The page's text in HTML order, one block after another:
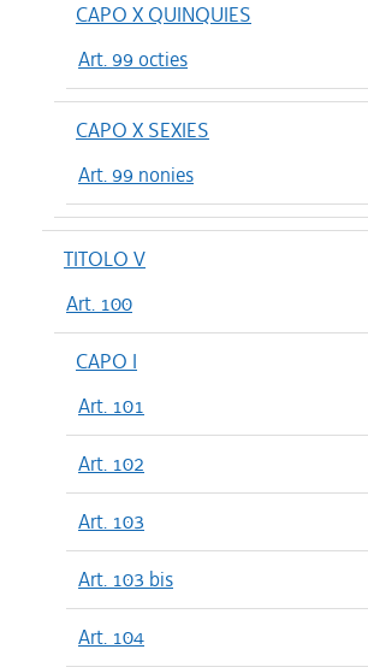
CAPO X QUINQUIES
Art. 99 octies
CAPO X SEXIES
Art. 99 nonies
TITOLO V
Art. 100
CAPO I
Art. 101
Art. 102
Art. 103
Art. 103 bis
Art. 104